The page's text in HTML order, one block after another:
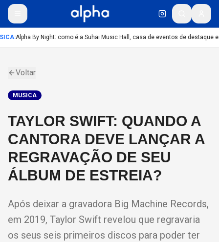
:Alpha By Night: como é a Suhai Music Hall, casa de eventos de destaque
Voltar
MUSICA
TAYLOR SWIFT: QUANDO A
CANTORA DEVE LANÇAR A
REGRAVAÇÃO DE SEU
ÁLBUM DE ESTREIA?
Após deixar a gravadora Big Machine Records,
em 2019, Taylor Swift revelou que regravaria
os seus seis primeiros discos para poder ter